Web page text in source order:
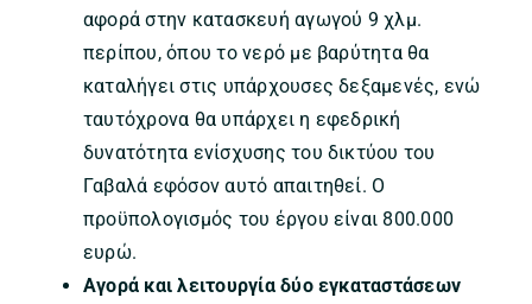
αφορά στην κατασκευή αγωγού 9 χλμ.
περίπου, όπου το νερό με βαρύτητα θα
καταλήγει στις υπάρχουσες δεξαμενές, ενώ
ταυτόχρονα θα υπάρχει η εφεδρική
δυνατότητα ενίσχυσης του δικτύου του
Γαβαλά εφόσον αυτό απαιτηθεί. Ο
προϋπολογισμός του έργου είναι 800.000
ευρώ.
Αγορά και λειτουργία δύο εγκαταστάσεων